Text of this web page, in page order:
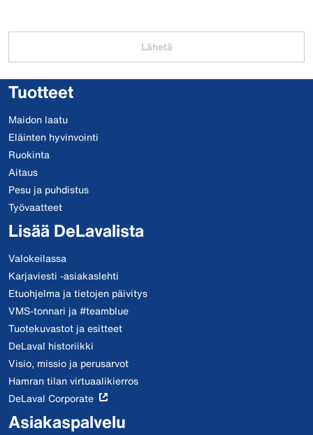
Lähetä
Tuotteet
Maidon laatu
Eläinten hyvinvointi
Ruokinta
Aitaus
Pesu ja puhdistus
Työvaatteet
Lisää DeLavalista
Valokeilassa
Karjaviesti -asiakaslehti
Etuohjelma ja tietojen päivitys
VMS-tonnari ja #teamblue
Tuotekuvastot ja esitteet
DeLaval historiikki
Visio, missio ja perusarvot
Hamran tilan virtuaalikierros
DeLaval Corporate
Asiakaspalvelu